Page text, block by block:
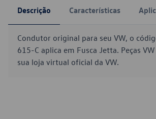
Descrição Características
Condutor original para seu VW, o
615-C aplica em Fusca Jetta. Peças
sua loja virtual oficial da VW.